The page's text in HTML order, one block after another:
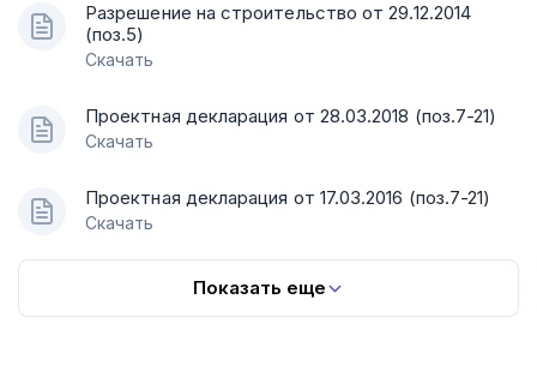
Разрешение на строительство от 29.12.2014
(поз.5)
Скачать
Проектная декларация от 28.03.2018 (поз.7-21)
Скачать
Проектная декларация от 17.03.2016 (поз.7-21)
Скачать
Показать еще